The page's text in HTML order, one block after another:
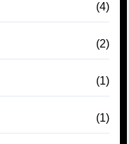
(4)
(2)
(1)
(1)